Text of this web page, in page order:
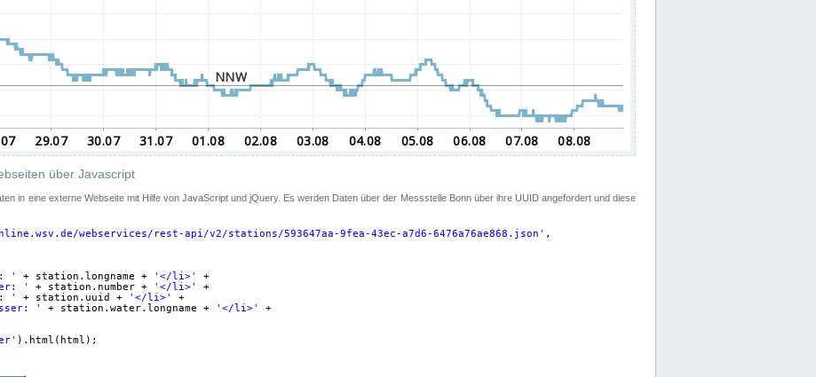
über Javascript
in eine externe Webseite mit Hilfe von JavaScript und jQuery. Es werden Daten über der Messstelle Bonn über ihre UUID angefordert und diese
webservices/rest-api/v2/stations/593647aa-9fea-43ec-a7d6-6476a76ae868.json ' ,
'
+ station.longname + '</li>'
+
'
+ station.number + '</li>'
+
'
+ station.uuid + '</li>'
+
'
+ station.water.longname + '</li>'
+
).html(html);